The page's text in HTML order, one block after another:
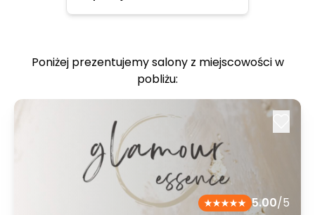
Poniżej prezentujemy salony z miejscowości w
pobliżu:
5.00/5